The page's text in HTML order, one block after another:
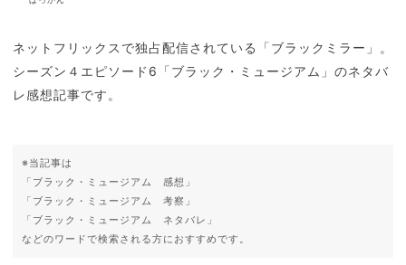
ネットフリックスで独占配信されている「ブラックミラー」。
シーズン４エピソード6「ブラック・ミュージアム」のネタバ
レ感想記事です。
※当記事は
「ブラック・ミュージアム 感想」
「ブラック・ミュージアム 考察」
「ブラック・ミュージアム ネタバレ」
などのワードで検索される方におすすめです。